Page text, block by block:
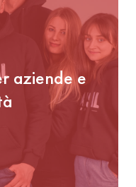
aziende e
aziende e